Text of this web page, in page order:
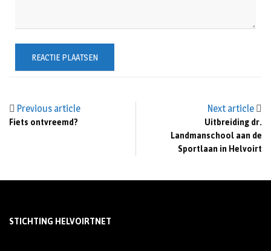
Previous article
Fiets ontvreemd?
Next article
Uitbreiding dr.
Landmanschool aan de
Sportlaan in Helvoirt
STICHTING HELVOIRTNET